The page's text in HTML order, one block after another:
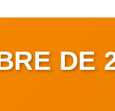
DE